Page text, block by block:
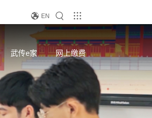
EN
武传e家 网上缴费